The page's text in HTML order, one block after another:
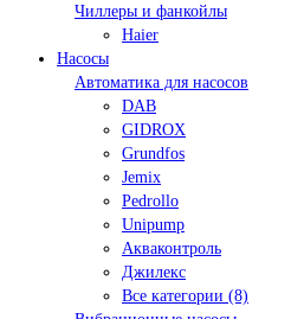
Чиллеры и фанкойлы
Haier
Насосы
Автоматика для насосов
DAB
GIDROX
Grundfos
Jemix
Pedrollo
Unipump
Акваконтроль
Джилекс
Все категории (8)